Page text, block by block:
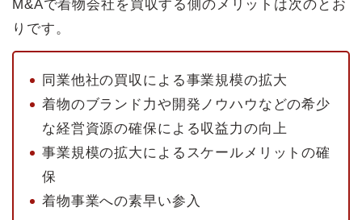
M&Aで着物会社を買収する側のメリットは次のとお
りです。
同業他社の買収による事業規模の拡大
着物のブランド力や開発ノウハウなどの希少
な経営資源の確保による収益力の向上
事業規模の拡大によるスケールメリットの確
保
着物事業への素早い参入